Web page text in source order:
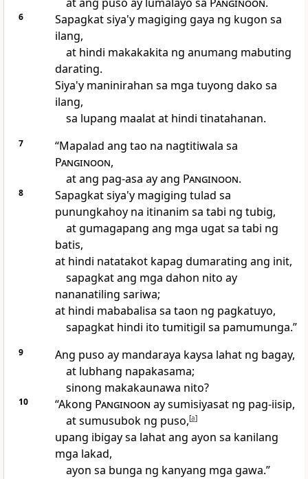
6
Sapagkat siya'y magiging gaya ng kugon sa
ilang,
at hindi makakakita ng anumang mabuting
darating.
Siya'y maninirahan sa mga tuyong dako sa
ilang,
sa lupang maalat at hindi tinatahanan.
7
“Mapalad ang tao na nagtitiwala sa
Panginoon,
at ang pag-asa ay ang Panginoon.
8 Sapagkatsiya'y magiging tulad sa
punungkahoy na itinanim sa tabi ng tubig,
at gumagapang ang mga ugat sa tabi ng
batis,
at hindi natatakot kapag dumarating ang init,
sapagkat ang mga dahon nito ay
nananatiling sariwa;
at hindi mababalisa sa taon ng pagkatuyo,
sapagkat hindi ito tumitigil sa pamumunga.”
9
Ang puso ay mandaraya kaysa lahat ng bagay,
at lubhang napakasama;
sinong makakaunawa nito?
10 “Akong Panginoon ay sumisiyasat ng pag-iisip,
at sumusubok ng puso,[a]
upang ibigay sa lahat ang ayon sa kanilang
mga lakad,
ayon sa bunga ng kanyang mga gawa.”